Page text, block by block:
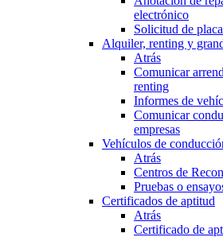
electrónico
Solicitud de
Alquiler, renting y
Atrás
Comunicar
renting
Informes de
Comunicar
empresas
Vehículos de
Atrás
Centros de
Pruebas o
Certificados de aptitud
Atrás
Certificado de